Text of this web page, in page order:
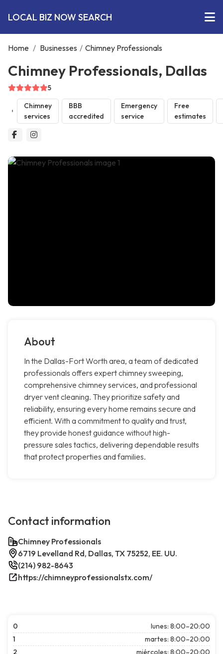
LOCAL BIZ NOW SEARCH
Home / Businesses / Chimney Professionals
Chimney Professionals, Dallas
5
Chimney
services
BBB
accredited
Emergency
service
Free
estimates
About
In the Dallas-Fort Worth area, a team of dedicated
professionals offers expert chimney sweeping,
comprehensive chimney services, and professional
dryer vent cleaning. They prioritize safety and
reliability, ensuring every home remains secure and
efficient. With a commitment to quality and trust,
they provide honest guidance without high-
pressure sales tactics, delivering dependable results
that protect properties and families.
Contact information
Chimney Professionals
6719 Levelland Rd, Dallas, TX 75252, EE. UU.
(214) 982-8643
https://chimneyprofessionalstx.com/
0
lunes: 8:00–20:00
1
martes: 8:00–20:00
2
miércoles: 8:00–20:00